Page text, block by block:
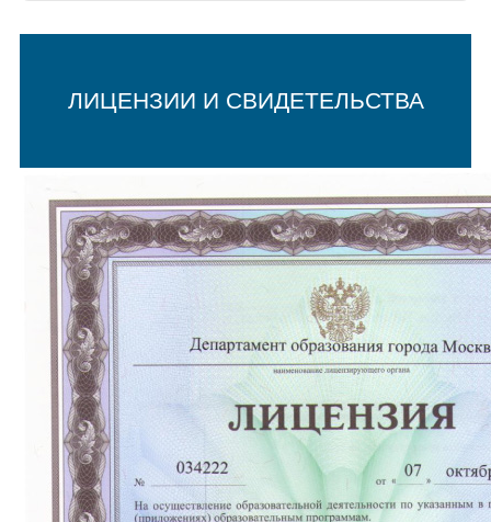
ЛИЦЕНЗИИ И СВИДЕТЕЛЬСТВА